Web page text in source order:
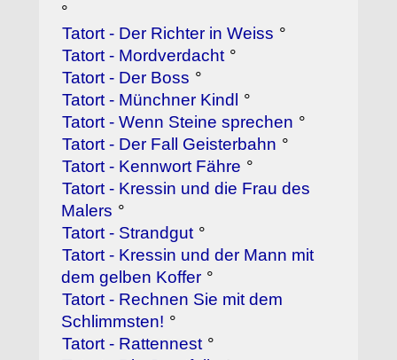
°
Tatort - Der Richter in Weiss °
Tatort - Mordverdacht °
Tatort - Der Boss °
Tatort - Münchner Kindl
°
Tatort - Wenn Steine sprechen °
Tatort - Der Fall Geisterbahn °
Tatort - Kennwort Fähre °
Tatort - Kressin und die Frau des
Malers °
Tatort - Strandgut °
Tatort - Kressin und der Mann mit
dem gelben Koffer °
Tatort - Rechnen Sie mit dem
Schlimmsten! °
Tatort - Rattennest °